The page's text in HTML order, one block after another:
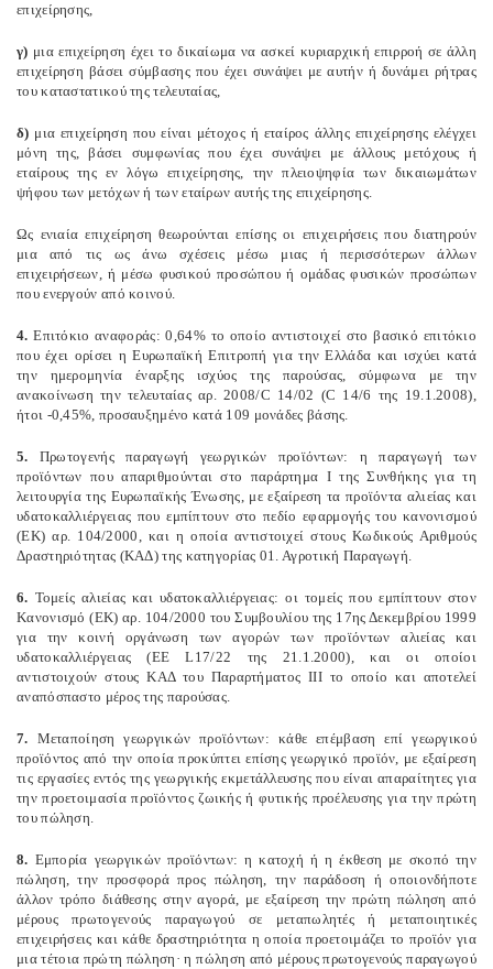
επιχείρησης,
γ) μια επιχείρηση έχει το δικαίωμα να ασκεί κυριαρχική επιρροή σε άλλη
επιχείρηση βάσει σύμβασης που έχει συνάψει με αυτήν ή δυνάμει ρήτρας
του καταστατικού της τελευταίας,
δ) μια επιχείρηση που είναι μέτοχος ή εταίρος άλλης επιχείρησης ελέγχει
μόνη της, βάσει συμφωνίας που έχει συνάψει με άλλους μετόχους ή
εταίρους της εν λόγω επιχείρησης, την πλειοψηφία των δικαιωμάτων
ψήφου των μετόχων ή των εταίρων αυτής της επιχείρησης.
Ως ενιαία επιχείρηση θεωρούνται επίσης οι επιχειρήσεις που διατηρούν
μια από τις ως άνω σχέσεις μέσω μιας ή περισσότερων άλλων
επιχειρήσεων, ή μέσω φυσικού προσώπου ή ομάδας φυσικών προσώπων
που ενεργούν από κοινού.
4.Επιτόκιο αναφοράς: 0,64% το οποίο αντιστοιχεί στο βασικό επιτόκιο
που έχει ορίσει η Ευρωπαϊκή Επιτροπή για την Ελλάδα και ισχύει κατά
την ημερομηνία έναρξης ισχύος της παρούσας, σύμφωνα με την
ανακοίνωση την τελευταίας αρ. 2008/C 14/02 (C 14/6 της 19.1.2008),
ήτοι -0,45%, προσαυξημένο κατά 109 μονάδες βάσης.
5. Πρωτογενής παραγωγή γεωργικών προϊόντων: η παραγωγή των
προϊόντων που απαριθμούνται στο παράρτημα I της Συνθήκης για τη
λειτουργία της Ευρωπαϊκής Ένωσης, με εξαίρεση τα προϊόντα αλιείας και
υδατοκαλλιέργειας που εμπίπτουν στο πεδίο εφαρμογής του κανονισμού
(ΕΚ) αρ. 104/2000, και η οποία αντιστοιχεί στους Κωδικούς Αριθμούς
Δραστηριότητας (ΚΑΔ) της κατηγορίας 01. Αγροτική Παραγωγή.
6. Τομείς αλιείας και υδατοκαλλιέργειας: οι τομείς που εμπίπτουν στον
Κανονισμό (ΕΚ) αρ. 104/2000 του Συμβουλίου της 17ης Δεκεμβρίου 1999
για την κοινή οργάνωση των αγορών των προϊόντων αλιείας και
υδατοκαλλιέργειας (EE L17/22 της 21.1.2000), και οι οποίοι
αντιστοιχούν στους ΚΑΔ του Παραρτήματος ΙΙΙ το οποίο και αποτελεί
αναπόσπαστο μέρος της παρούσας.
7. Μεταποίηση γεωργικών προϊόντων: κάθε επέμβαση επί γεωργικού
προϊόντος από την οποία προκύπτει επίσης γεωργικό προϊόν, με εξαίρεση
τις εργασίες εντός της γεωργικής εκμετάλλευσης που είναι απαραίτητες για
την προετοιμασία προϊόντος ζωικής ή φυτικής προέλευσης για την πρώτη
του πώληση.
8. Εμπορία γεωργικών προϊόντων: η κατοχή ή η έκθεση με σκοπό την
πώληση, την προσφορά προς πώληση, την παράδοση ή οποιονδήποτε
άλλον τρόπο διάθεσης στην αγορά, με εξαίρεση την πρώτη πώληση από
μέρους πρωτογενούς παραγωγού σε μεταπωλητές ή μεταποιητικές
επιχειρήσεις και κάθε δραστηριότητα η οποία προετοιμάζει το προϊόν για
μια τέτοια πρώτη πώληση· η πώληση από μέρους πρωτογενούς παραγωγού